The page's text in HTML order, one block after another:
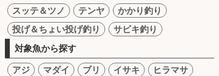
スッテ＆ツノ
テンヤ
かかり釣り
投げ＆ちょい投げ釣り
サビキ釣り
対象魚から探す
アジ マダイ ブリ イサキ
ヒラマサ